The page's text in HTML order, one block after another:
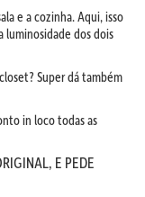
e a cozinha. Aqui, isso
luminosidade dos dois
Super dá também
in loco todas as
E PEDE